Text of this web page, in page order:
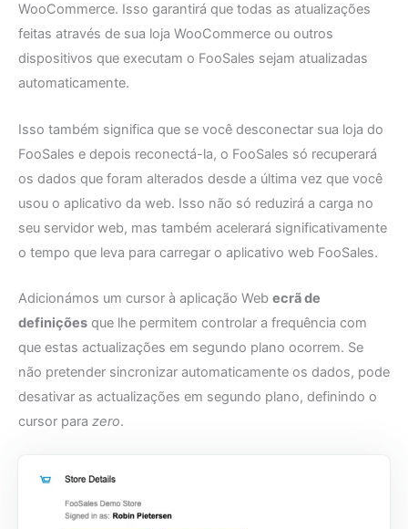
WooCommerce. Isso garantirá que todas as atualizações
feitas através de sua loja WooCommerce ou outros
dispositivos que executam o FooSales sejam atualizadas
automaticamente.
Isso também significa que se você desconectar sua loja do
FooSales e depois reconectá-la, o FooSales só recuperará
os dados que foram alterados desde a última vez que você
usou o aplicativo da web. Isso não só reduzirá a carga no
seu servidor web, mas também acelerará significativamente
o tempo que leva para carregar o aplicativo web FooSales.
Adicionámos um cursor à aplicação Web ecrã de
definições que lhe permitem controlar a frequência com
que estas actualizações em segundo plano ocorrem. Se
não pretender sincronizar automaticamente os dados, pode
desativar as actualizações em segundo plano, definindo o
cursor para zero.